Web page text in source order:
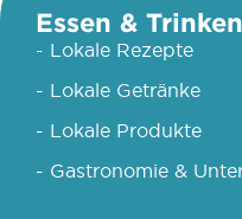
Essen & Trinken
- Lokale Rezepte
- Lokale Getränke
- Lokale Produkte
- Gastronomie &